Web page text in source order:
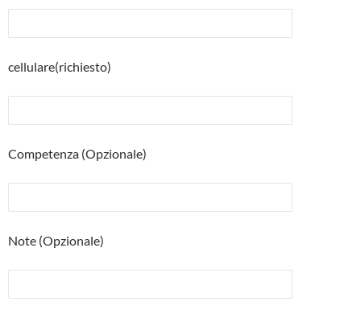
cellulare(richiesto)
Competenza (Opzionale)
Note (Opzionale)